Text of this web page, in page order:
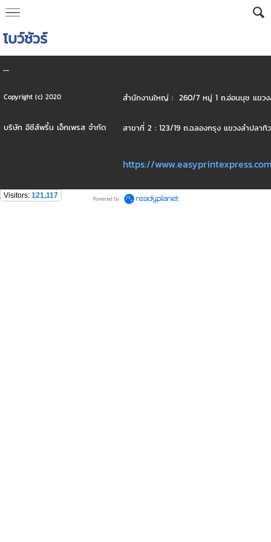
โบว์ชัวร์
--
Copyright (c) 2020 สำนักงานใหญ่ : 260/7 หมู่ 1 ถ.อ่อนนุช แขว
บริษัท อีซีส์พริ้น เอ็กเพรส จำกัด สาขาที่ 2 : 123/19 ถ.ฉลองกรุง แขวงลำปลา
https://
Visitors: 121,117